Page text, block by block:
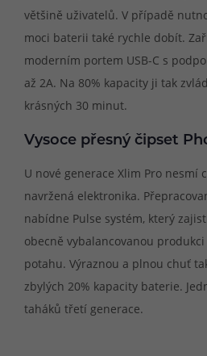
většině uživatelů. V případě
moci baterii také rychle dobít.
moderním portem USB-C s
až 2A. Na 80% kapacity ji tak
krásných 30 minut.
Vysoce přesný čipset
U nové generace Xlim Pro nesmí
navržená elektronika.
nabídne Pulse systém, který
obecně vybalancovanou
potahu. Výraznou a plnou chuť
zbylých 20% kapacity baterie.
taháků třetí generace.